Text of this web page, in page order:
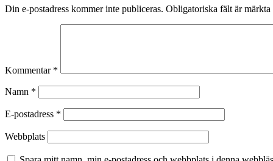
Din e-postadress kommer inte publiceras. Obligatoriska fält är märkta
Kommentar *
Namn *
E-postadress *
Webbplats